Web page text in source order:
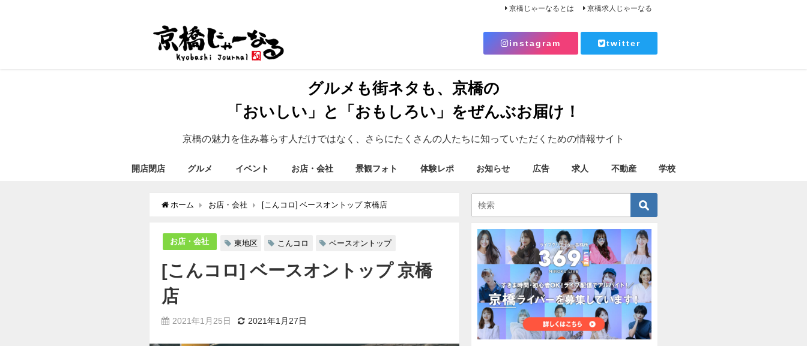
京橋じゃーなるとは 京橋求人じゃーなる
instagram twitter
グルメも街ネタも、京橋の
「おいしい」と「おもしろい」をぜんぶお届け！
京橋の魅力を住み暮らす人だけではなく、さらにたくさんの人たちに知っていただくための情報サイト
開店閉店 グルメ イベント お店・会社 景観フォト 体験レポ お知らせ 広告 求人 不動産 学校
ホーム お店・会社 [こんコロ] ベースオントップ 京橋店
お店・会社 東地区 こんコロ ベースオントップ
[こんコロ] ベースオントップ 京橋
店
2021年1月25日 2021年1月27日